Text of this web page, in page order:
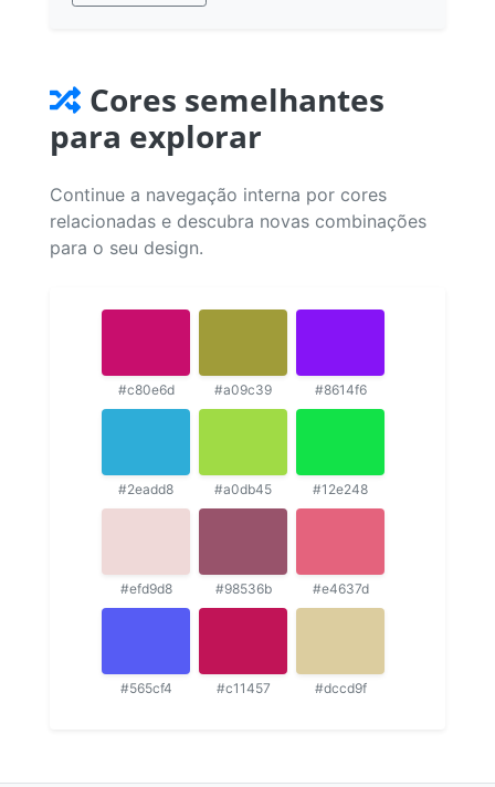
Cores semelhantes
para explorar
Continue a navegação interna por cores
relacionadas e descubra novas combinações
para o seu design.
#c80e6d #a09c39 #8614f6
#2eadd8 #a0db45 #12e248
#efd9d8 #98536b #e4637d
#565cf4 #c11457 #dccd9f